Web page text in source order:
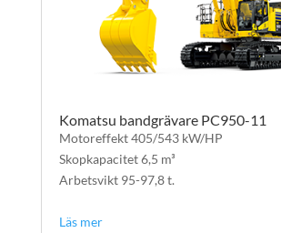
Komatsu bandgrävare PC950-11
Motoreffekt 405/543 kW/HP​
Skopkapacitet 6,5 m³
Arbetsvikt 95-97,8 t.
Läs mer